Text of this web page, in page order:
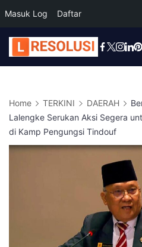
Masuk Log Daftar
Skip
to
Home TERKINI DAERAH
Lalengke Serukan Aksi Segera
di Kamp Pengungsi Tindouf